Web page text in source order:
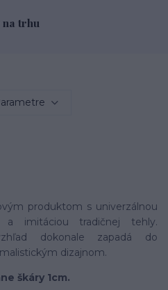
trhu
produktom s univerzálnou
a imitáciou tradičnej tehly.
dokonale zapadá do
dizajnom.
škáry 1cm.